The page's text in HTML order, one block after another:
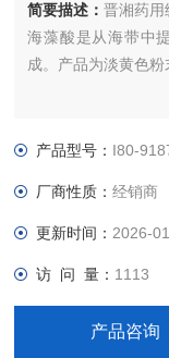
简要描述：晋湘药用
海藻酸是从海带中
成。产品为淡黄色粉
产品型号： I80-
厂商性质：经销商
更新时间： 2026-
访 问 量： 1113
产品咨询